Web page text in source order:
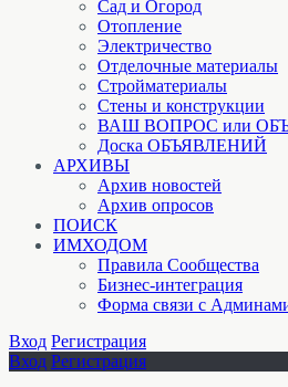
Сад и Огород
Отопление
Электричество
Отделочные материалы
Стройматериалы
Стены и конструкции
ВАШ ВОПРОС или
Доска ОБЪЯВЛЕНИЙ
АРХИВЫ
Архив новостей
Архив опросов
ПОИСК
ИМХОДОМ
Правила Сообщества
Бизнес-интеграция
Форма связи с
Вход Регистрация
Вход Регистрация